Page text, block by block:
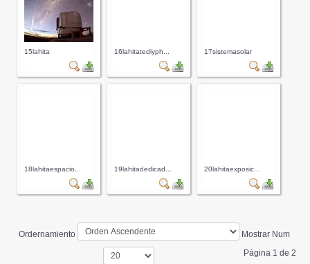
15lahita 16lahitatediyph... 17sistemasolar
18lahitaespacio... 19lahitadedicad... 20lahitaexposic...
Ordernamiento
Mostrar Num
Página 1 de 2